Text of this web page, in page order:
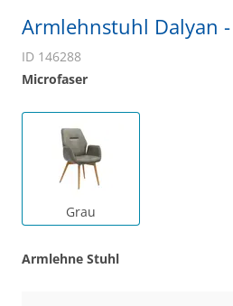
Armlehnstuhl Dalyan
ID 146288
Microfaser
Grau
Armlehne Stuhl